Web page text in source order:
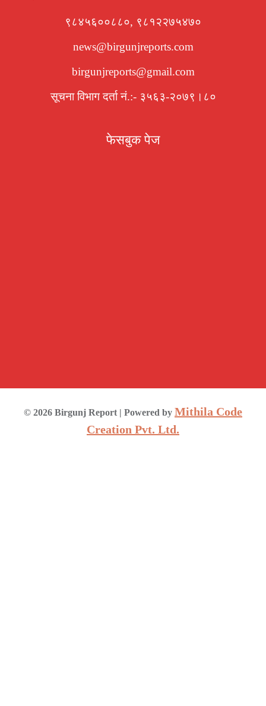
९८४५६००८८०, ९८१२२७५४७०
news@birgunjreports.com
birgunjreports@gmail.com
सूचना विभाग दर्ता नं.:- ३५६३-२०७९।८०
फेसबुक पेज
© 2026 Birgunj Report | Powered by Mithila Code
Creation Pvt. Ltd.